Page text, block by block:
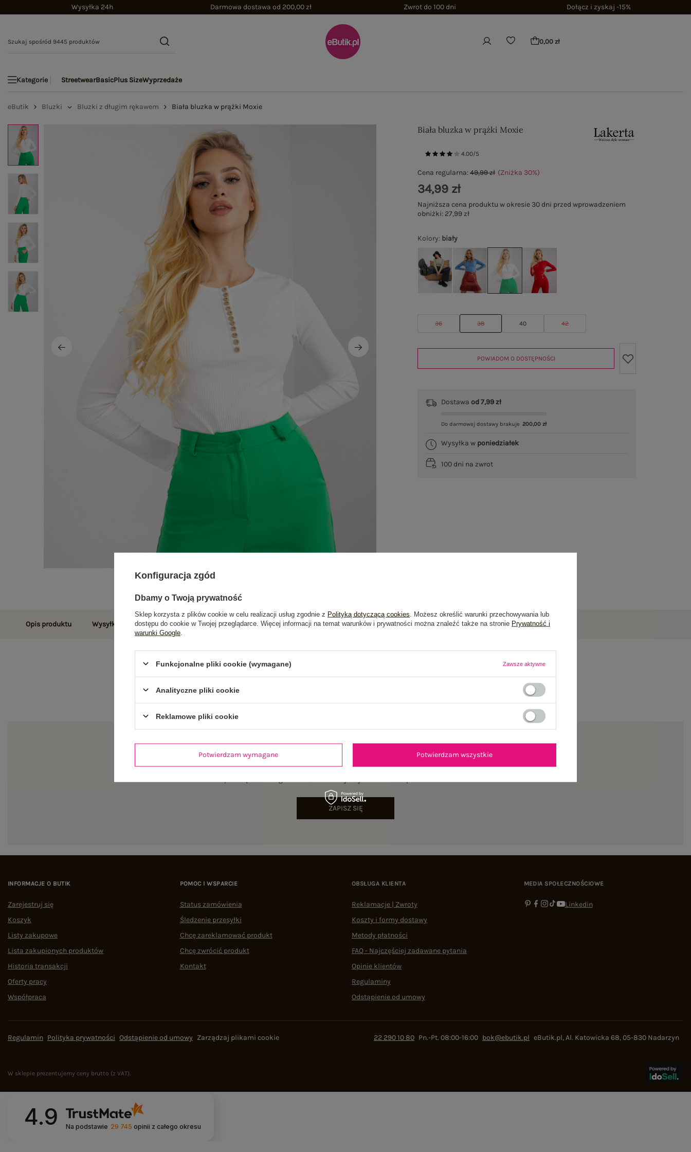
Wysyłka 24h Darmowa dostawa od 200,00 zł Zwrot do 100 dni Dołącz i zyskaj -15%
0,00 zł
Kategorie StreetwearBasicPlus SizeWyprzedaże
eButik Bluzki Bluzki z długim rękawem Biała bluzka w prążki Moxie
Biała bluzka w prążki Moxie
4.00/5
Kolory: biały
36 38 40 42
Cena regularna:49,99 zł (Zniżka 30%)
34,99 zł
Najniższa cena produktu w okresie 30 dni przed wprowadzeniem
obniżki: 27,99 zł
POWIADOM O DOSTĘPNOŚCI
Dostawaod 7,99 zł
Do darmowej dostawy brakuje 200,00 zł
Wysyłka w poniedziałek
100 dni na zwrot
Opis produktu Wysyłka i dostawa Zwroty i reklamacje Opinie o produkcie(1)
ZAPISZ SIĘ
INFORMACJE O BUTIK
Zarejestruj się
Koszyk
Listy zakupowe
Lista zakupionych produktów
Historia transakcji
Oferty pracy
Współpraca
POMOC I WSPARCIE
Status zamówienia
Śledzenie przesyłki
Chcę zareklamować produkt
Chcę zwrócić produkt
Kontakt
OBSŁUGA KLIENTA
Reklamacje | Zwroty
Koszty i formy dostawy
Metody płatności
FAQ - Najczęściej zadawane pytania
Opinie klientów
Regulaminy
Odstąpienie od umowy
MEDIA SPOŁECZNOŚCIOWE
Linkedin
Regulamin Polityka prywatności Odstąpienie od umowy Zarządzaj plikami cookie 22 290 10 80 Pn.-Pt. 08:00-16:00 bok@ebutik.pl eButik.pl,Al. Katowicka 68,05-830 Nadarzyn
W sklepie prezentujemy ceny brutto (z VAT).
4.9 Na podstawie 29 745 opinii z całego okresu
Konfiguracja zgód
Dbamy o Twoją prywatność
Sklep korzysta z plików cookie w celu realizacji usług zgodnie z Polityką dotyczącą cookies . Możesz określić warunki przechowywania lub
dostępu do cookie w Twojej przeglądarce. Więcej informacji na temat warunków i prywatności można znaleźć także na stronie Prywatność i
warunki Google
Funkcjonalne pliki cookie (wymagane) Zawsze aktywne
Analityczne pliki cookie
Reklamowe pliki cookie
Potwierdzam wymagane Potwierdzam wszystkie